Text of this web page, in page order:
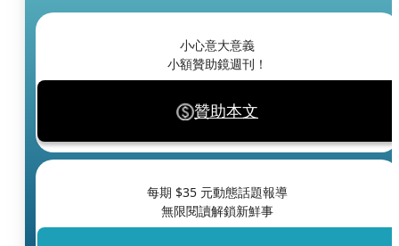
小心意大意義
小額贊助鏡週刊！
贊助本文
每期 $35 元動態話題報導
無限閱讀解鎖新鮮事